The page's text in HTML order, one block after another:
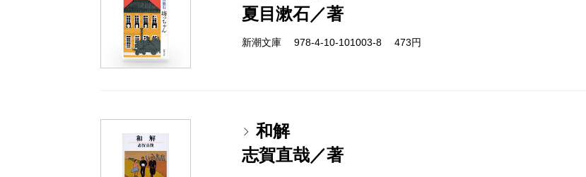
夏目漱石／著
新潮文庫 978-4-10-101003-8 473円
和解
志賀直哉／著